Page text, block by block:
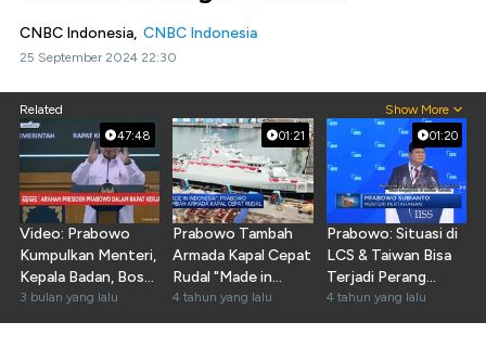
CNBC Indonesia, CNBC Indonesia
25 September 2024 22:30
Related Show More
47:48
Video: Prabowo
Kumpulkan Menteri,
Kepala Badan, Bos
BI hingga BUMN
3 bulan yang lalu
01:21
Prabowo Tambah
Armada Kapal Cepat
Rudal "Made in
Indonesia"
4 tahun yang lalu
01:20
Prabowo: Situasi di
LCS & Taiwan Bisa
Terjadi Perang
Terbuka
4 tahun yang lalu